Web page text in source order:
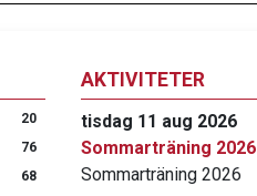
20
76
68
AKTIVITETER
tisdag 11 aug 2026
Sommarträning 2026
Sommarträning 2026